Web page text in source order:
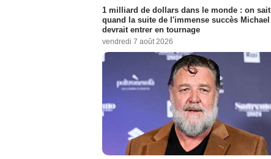
1 milliard de dollars dans le monde : on sait
quand la suite de l'immense succès Michael
devrait entrer en tournage
vendredi 7 août 2026